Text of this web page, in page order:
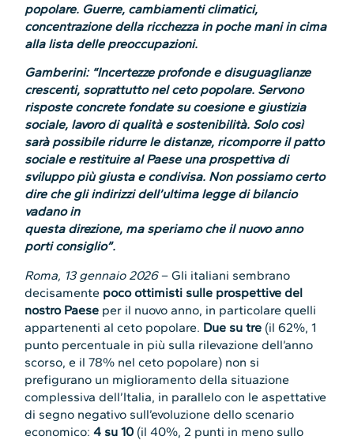
popolare. Guerre, cambiamenti climatici,
concentrazione della ricchezza in poche mani in cima
alla lista delle preoccupazioni.
Gamberini: “Incertezze profonde e disuguaglianze
crescenti, soprattutto nel ceto popolare. Servono
risposte concrete fondate su coesione e giustizia
sociale, lavoro di qualità e sostenibilità. Solo così
sarà possibile ridurre le distanze, ricomporre il patto
sociale e restituire al Paese una prospettiva di
sviluppo più giusta e condivisa. Non possiamo certo
dire che gli indirizzi dell’ultima legge di bilancio
vadano in
questa direzione, ma speriamo che il nuovo anno
porti consiglio”.
Roma, 13 gennaio 2026– Gli italiani sembrano
decisamente poco ottimisti sulle prospettive del
nostro Paese per il nuovo anno, in particolare quelli
appartenenti al ceto popolare. Due su tre (il 62%, 1
punto percentuale in più sulla rilevazione dell’anno
scorso, e il 78% nel ceto popolare) non si
prefigurano un miglioramento della situazione
complessiva dell’Italia, in parallelo con le aspettative
di segno negativo sull’evoluzione dello scenario
economico:4 su 10 (il 40%, 2 punti in meno sullo